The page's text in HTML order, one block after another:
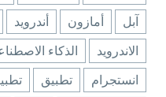
آبل أمازون أندرويد
الاندرويد الذكاء
انستجرام تطبيق